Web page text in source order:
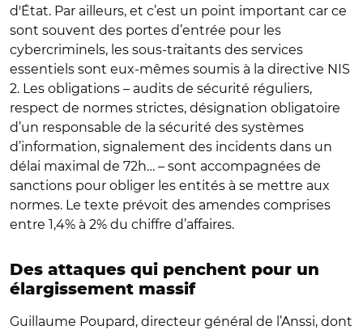
d'État. Par ailleurs, et c’est un point important car ce
sont souvent des portes d’entrée pour les
cybercriminels, les sous-traitants des services
essentiels sont eux-mêmes soumis à la directive NIS
2. Les obligations – audits de sécurité réguliers,
respect de normes strictes, désignation obligatoire
d’un responsable de la sécurité des systèmes
d’information, signalement des incidents dans un
délai maximal de 72h… – sont accompagnées de
sanctions pour obliger les entités à se mettre aux
normes. Le texte prévoit des amendes comprises
entre 1,4% à 2% du chiffre d’affaires.
Des attaques qui penchent pour un
élargissement massif
Guillaume Poupard, directeur général de l’Anssi, dont